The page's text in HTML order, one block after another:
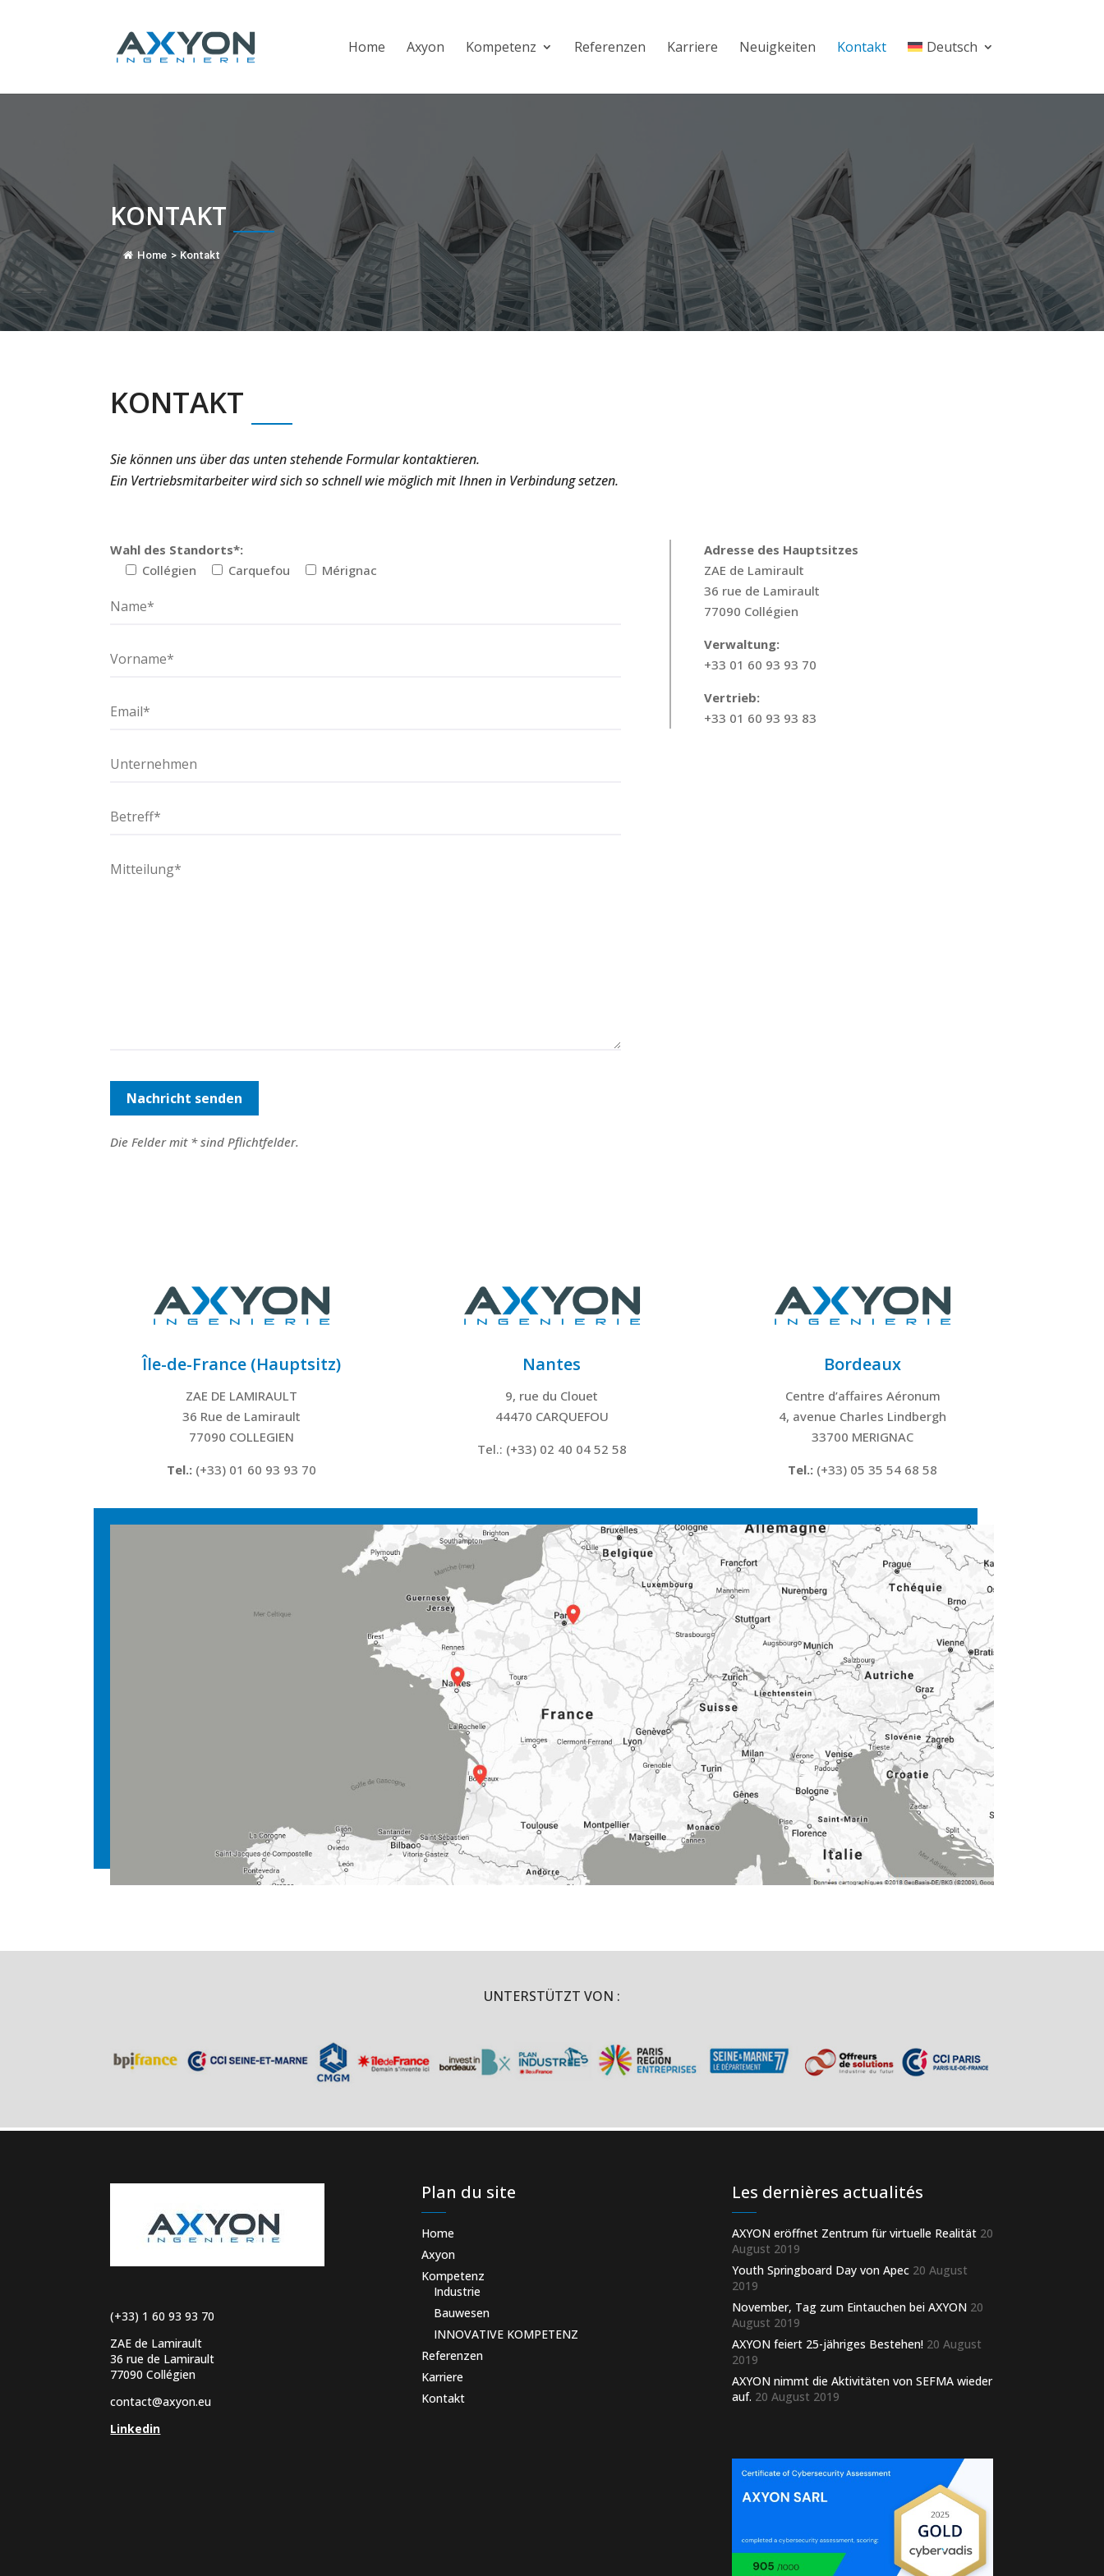
Home Axyon Kompetenz Referenzen Karriere Neuigkeiten Kontakt Deutsch
KONTAKT
Home > Kontakt
KONTAKT
Sie können uns über das unten stehende Formular kontaktieren.
Ein Vertriebsmitarbeiter wird sich so schnell wie möglich mit Ihnen in Verbindung setzen.
Wahl des Standorts*:
Collégien
Carquefou Mérignac
Die Felder mit * sind Pflichtfelder.
Adresse des Hauptsitzes
ZAE de Lamirault
36 rue de Lamirault
77090 Collégien
Verwaltung:
+33 01 60 93 93 70
Vertrieb:
+33 01 60 93 93 83
Île-de-France (Hauptsitz)
ZAE DE LAMIRAULT
36 Rue de Lamirault
77090 COLLEGIEN
Tel.:(+33) 01 60 93 93 70
Nantes
9, rue du Clouet
44470 CARQUEFOU
Tel.: (+33) 02 40 04 52 58
Bordeaux
Centre d’affaires Aéronum
4, avenue Charles Lindbergh
33700 MERIGNAC
Tel.: (+33) 05 35 54 68 58
UNTERSTÜTZT VON :
(+33) 1 60 93 93 70
ZAE de Lamirault
36 rue de Lamirault
77090 Collégien
contact@axyon.eu
Linkedin
Plan du site
Home
Axyon
Kompetenz
Industrie
Bauwesen
INNOVATIVE KOMPETENZ
Referenzen
Karriere
Kontakt
Les dernières actualités
AXYON eröffnet Zentrum für virtuelle Realität 20
August 2019
Youth Springboard Day von Apec 20 August
2019
November, Tag zum Eintauchen bei AXYON 20
August 2019
AXYON feiert 25-jähriges Bestehen! 20 August
2019
AXYON nimmt die Aktivitäten von SEFMA wieder
auf. 20 August 2019